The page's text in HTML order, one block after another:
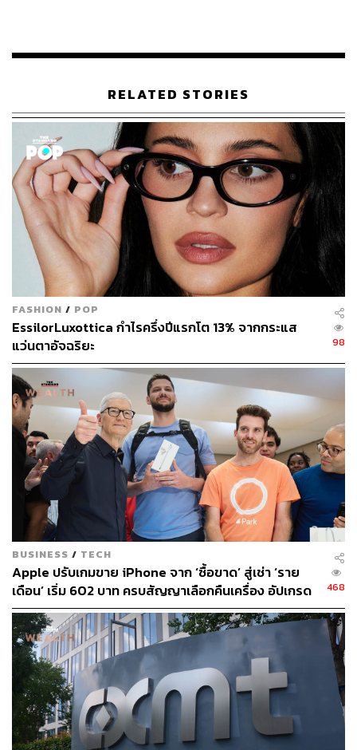
Pro ชิปใหม่สุดพลัง M1 Pro และ M1 Max สรุปงานเปิดตั
โปรเจกต์นี้ถือเป็นโปรเจกต์สำคัญในยุคของคุก โดยมีความ
พยายามที่จะลุยกันมานานถึง 7 ปีแล้ว ใช้พนักงานมากถึง
2,000 คน ซึ่งในจำนวนนี้มีคนที่เคยอยู่ในหน่วยพัฒนา VR
ของ NASA ด้วย ซึ่งสิ่งที่คนคาดหวังคือการที่มันจะช่วยพา
เทคโนโลยีแห่งอนาคตนี้ไปได้ไกลกว่าสิ่งที่ Google (Google
Glass ยังจำได้ไหม?) Sony, HTC และ Facebook ทำ
พาทุกคนเข้าไปสู่โลกเสมือนที่แท้จริงให้ได้! ฟังดูก็ยิ่งใหญ่แล้ว
ใช่ไหม?
แต่บางทีความสำเร็จที่ยิ่งใหญ่ที่สุดของ Apple ในยุคของคุก
อาจไม่ใช่สุดยอดนวัตกรรมแว่น VR/AR ตัวนี้ที่หลายคนคาด
หวังว่าจะเป็น ‘One More Thing’ เหมือนตอนเปิดตัว iPhone
เมื่อ 16 ปีที่แล้ว
เพราะความจริงหลายคนอาจจะมีอยู่แล้วและอาจจะอยู่ใน
กระเป๋ากางเกงของเราเวลานี้
ไหนใครมี AirPods บ้าง?
RELATED STORIES
FASHION / POP
EssilorLuxottica กำไรครึ่งปีแรกโต 13% จากกระแส
แว่นตาอัจฉริยะ
98
BUSINESS / TECH
Apple ปรับเกมขาย iPhone จาก ‘ซื้อขาด’ สู่เช่า ‘ราย
เดือน’ เริ่ม 602 บาท ครบสัญญาเลือกคืนเครื่อง อัปเกรด
หรือจ่ายเพิ่มเพื่อเก็บไว้
468